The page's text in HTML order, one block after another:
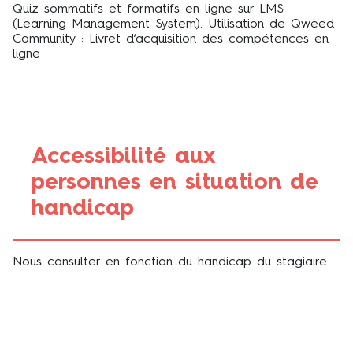
Quiz sommatifs et formatifs en ligne sur LMS
(Learning Management System). Utilisation de Qweed
Community : Livret d’acquisition des compétences en
ligne
Accessibilité aux
personnes en situation de
handicap
Nous consulter en fonction du handicap du stagiaire